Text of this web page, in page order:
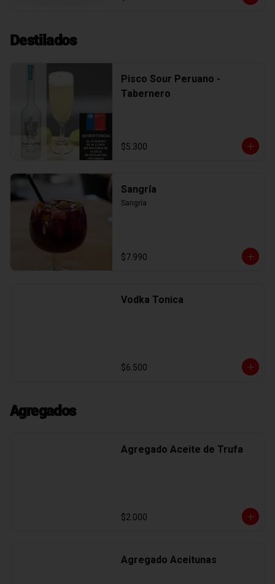
Destilados
Pisco Sour Peruano -
Tabernero
$5.300
Sangría
Sangría
$7.990
Vodka Tonica
$6.500
Agregados
Agregado Aceite de Trufa
$2.000
Agregado Aceitunas